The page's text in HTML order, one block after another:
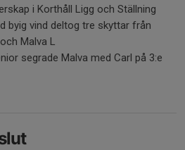
i Korthåll Ligg och Ställning
byig vind deltog tre skyttar från
Malva L
segrade Malva med Carl på 3:e